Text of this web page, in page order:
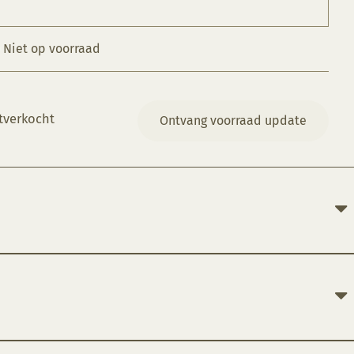
Niet op voorraad
Ontvang voorraad update